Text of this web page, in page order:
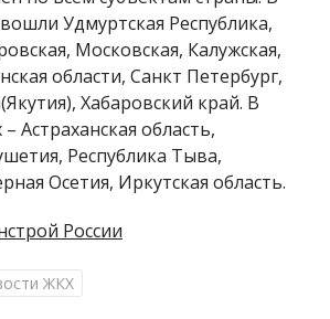
Удмуртская Республика,
Московская, Калужская,
области, Санкт Петербург,
Хабаровский край. В
Астраханская область,
Республика Тыва,
Осетия, Иркутская область.
России
ЖКХ